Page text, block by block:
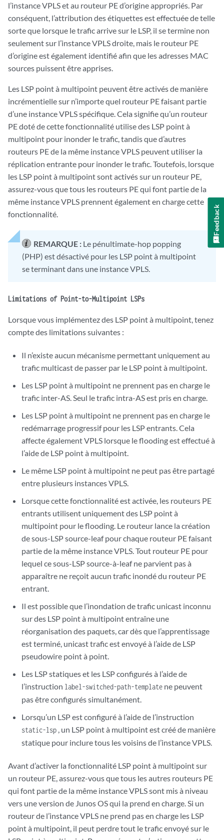
l’instance VPLS et au routeur PE d’origine appropriés. Par
conséquent, l’attribution des étiquettes est effectuée de telle
sorte que lorsque le trafic arrive sur le LSP, il se termine non
seulement sur l’instance VPLS droite, mais le routeur PE
d’origine est également identifié afin que les adresses MAC
sources puissent être apprises.
Les LSP point à multipoint peuvent être activés de manière
incrémentielle sur n’importe quel routeur PE faisant partie
d’une instance VPLS spécifique. Cela signifie qu’un routeur
PE doté de cette fonctionnalité utilise des LSP point à
multipoint pour inonder le trafic, tandis que d’autres
routeurs PE de la même instance VPLS peuvent utiliser la
réplication entrante pour inonder le trafic. Toutefois, lorsque
les LSP point à multipoint sont activés sur un routeur PE,
assurez-vous que tous les routeurs PE qui font partie de la
même instance VPLS prennent également en charge cette
fonctionnalité.
REMARQUE : Le pénultimate-hop popping
(PHP) est désactivé pour les LSP point à multipoint
se terminant dans une instance VPLS.
Limitations of Point-to-Multipoint LSPs
Lorsque vous implémentez des LSP point à multipoint, tenez
compte des limitations suivantes :
Il n’existe aucun mécanisme permettant uniquement au
trafic multicast de passer par le LSP point à multipoint.
Les LSP point à multipoint ne prennent pas en charge le
trafic inter-AS. Seul le trafic intra-AS est pris en charge.
Les LSP point à multipoint ne prennent pas en charge le
redémarrage progressif pour les LSP entrants. Cela
affecte également VPLS lorsque le flooding est effectué à
l’aide de LSP point à multipoint.
Le même LSP point à multipoint ne peut pas être partagé
entre plusieurs instances VPLS.
Lorsque cette fonctionnalité est activée, les routeurs PE
entrants utilisent uniquement des LSP point à
multipoint pour le flooding. Le routeur lance la création
de sous-LSP source-leaf pour chaque routeur PE faisant
partie de la même instance VPLS. Tout routeur PE pour
lequel ce sous-LSP source-à-leaf ne parvient pas à
apparaître ne reçoit aucun trafic inondé du routeur PE
entrant.
Il est possible que l’inondation de trafic unicast inconnu
sur des LSP point à multipoint entraîne une
réorganisation des paquets, car dès que l’apprentissage
est terminé, unicast trafic est envoyé à l’aide de LSP
pseudowire point à point.
Les LSP statiques et les LSP configurés à l’aide de
l’instruction label-switched-path-template ne peuvent
pas être configurés simultanément.
Lorsqu’un LSP est configuré à l’aide de l’instruction
static-lsp , un LSP point à multipoint est créé de manière
statique pour inclure tous les voisins de l’instance VPLS.
Avant d’activer la fonctionnalité LSP point à multipoint sur
un routeur PE, assurez-vous que tous les autres routeurs PE
qui font partie de la même instance VPLS sont mis à niveau
vers une version de Junos OS qui la prend en charge. Si un
routeur de l’instance VPLS ne prend pas en charge les LSP
point à multipoint, il peut perdre tout le trafic envoyé sur le
Feedback